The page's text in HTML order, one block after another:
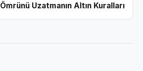
Ömrünü Uzatmanın Altın Kuralları